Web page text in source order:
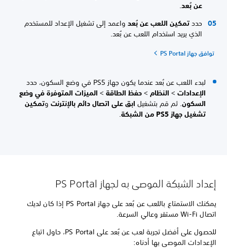
عن بُعد.
حددتمكين اللعب عن بُعدواعمد إلى تشغيل الإعداد للمستخدم
الذي يريد استخدام اللعب عن بُعد.
توافق جهاز PS Portal
لبدء اللعب عن بُعد عندما يكون جهاز PS5 في وضع السكون، حدد
الإعدادات>النظام>حفظ الطاقة>الميزات المتوفرة في وضع
السكون. ثم قم بتشغيلابق على اتصال دائم بالإنترنتو تمكين
تشغيل جهاز PS5 من الشبكة
.
إعداد الشبكة الموصى به لجهاز PS Portal
يمكنك الاستمتاع باللعب عن بُعد على جهاز PS Portal إذا كان لديك
اتصال Wi-Fi مستقر وعالي السرعة.
للحصول على أفضل تجربة لعب عن بُعد على PS Portal، حاول اتباع
الإعدادات الموصى بها أدناه: